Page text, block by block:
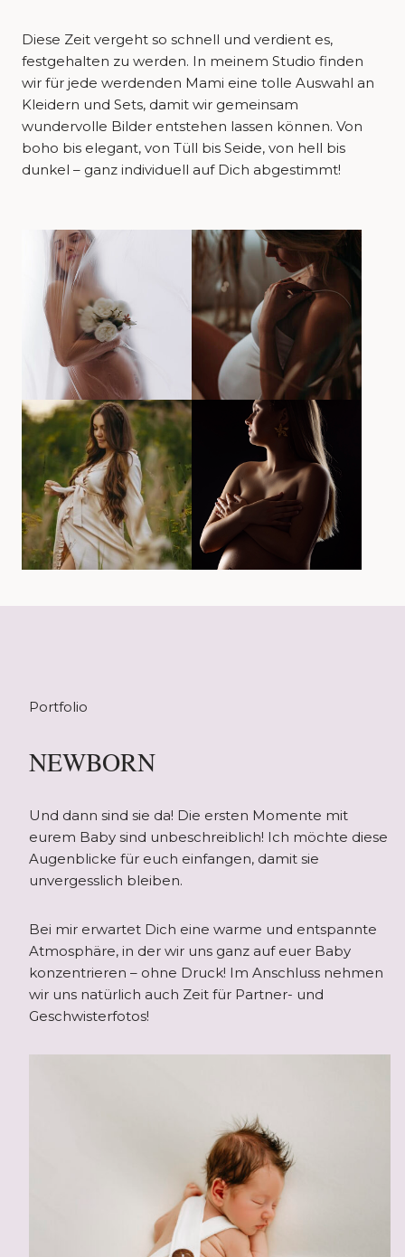
Diese Zeit vergeht so schnell und verdient es,
festgehalten zu werden. In meinem Studio finden
wir für jede werdenden Mami eine tolle Auswahl an
Kleidern und Sets, damit wir gemeinsam
wundervolle Bilder entstehen lassen können. Von
boho bis elegant, von Tüll bis Seide, von hell bis
dunkel – ganz individuell auf Dich abgestimmt!
Portfolio
NEWBORN
Und dann sind sie da! Die ersten Momente mit
eurem Baby sind unbeschreiblich! Ich möchte diese
Augenblicke für euch einfangen, damit sie
unvergesslich bleiben.
Bei mir erwartet Dich eine warme und entspannte
Atmosphäre, in der wir uns ganz auf euer Baby
konzentrieren – ohne Druck! Im Anschluss nehmen
wir uns natürlich auch Zeit für Partner- und
Geschwisterfotos!